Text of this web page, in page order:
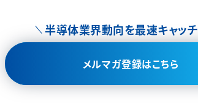
半導体業界動向を最速キャッチ
メルマガ登録はこちら